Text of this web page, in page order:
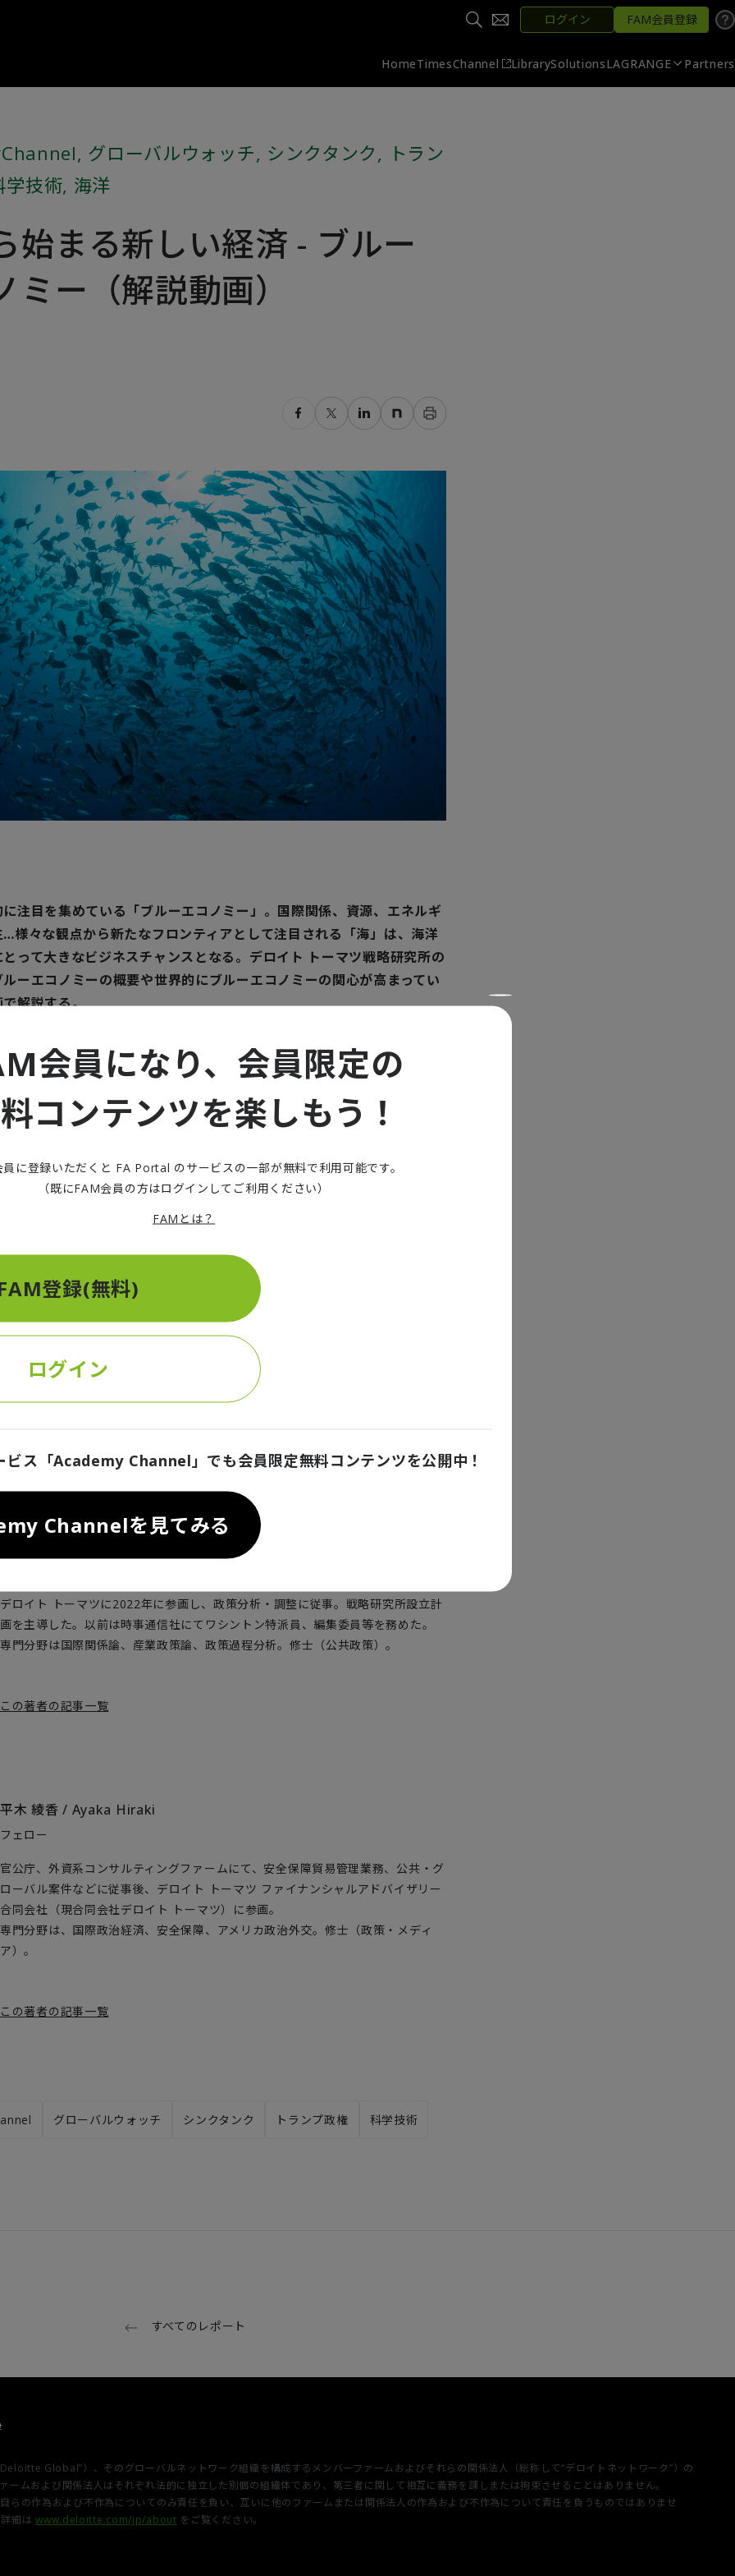
ログイン FAM会員登録
HomeTimesChannel LibrarySolutionsLAGRANGE Partners
, グローバルウォッチ, シンクタンク, トラン
学技術, 海洋
始まる新しい経済 - ブルー
ミー（解説動画）
注目を集めている「ブルーエコノミー」。国際関係、資源、エネルギ
様々な観点から新たなフロンティアとして注目される「海」は、海洋
って大きなビジネスチャンスとなる。デロイト トーマツ戦略研究所の
ーエコノミーの概要や世界的にブルーエコノミーの関心が高まってい
解説する。
ク体験＞海から始まる新しい経済 - ブルーエコノミー 概要・政策編
概要・政策編」と「ビジネス編」の2部構成。後編にあたる「ビジネ
ロイト トーマツ ファイナンシャルアドバイザリーの専門家が、ブル
ク体験＞海から始まる新しい経済 - ブルーエコノミー ビジネス編
デロイト トーマツに2022年に参画し、政策分析・調整に従事。戦略研究所設立計
画を主導した。以前は時事通信社にてワシントン特派員、編集委員等を務めた。
専門分野は国際関係論、産業政策論、政策過程分析。修士（公共政策）。
この著者の記事一覧
平木 綾香 / Ayaka Hiraki
フェロー
官公庁、外資系コンサルティングファームにて、安全保障貿易管理業務、公共・グ
ローバル案件などに従事後、デロイト トーマツ ファイナンシャルアドバイザリー
合同会社（現合同会社デロイト トーマツ）に参画。
専門分野は、国際政治経済、安全保障、アメリカ政治外交。修士（政策・メディ
ア）。
この著者の記事一覧
グローバルウォッチ シンクタンク トランプ政権 科学技術
すべてのレポート
Global”）、そのグローバルネットワーク組織を構成するメンバーファームおよびそれらの関係法人（総称して“デロイトネットワーク”）の
ムおよび関係法人はそれぞれ法的に独立した別個の組織体であり、第三者に関して相互に義務を課しまたは拘束させることはありません。
の作為および不作為についてのみ責任を負い、互いに他のファームまたは関係法人の作為および不作為について責任を負うものではありませ
細は www.deloitte.com/jp/about をご覧ください。
会員になり、会員限定の
コンテンツを楽しもう！
に登録いただくと FA Portal のサービスの一部が無料で利用可能です。
（既にFAM会員の方はログインしてご利用ください）
FAMとは？
登録(無料)
ログイン
ビス「Academy Channel」でも会員限定無料コンテンツを公開中！
Channelを見てみる